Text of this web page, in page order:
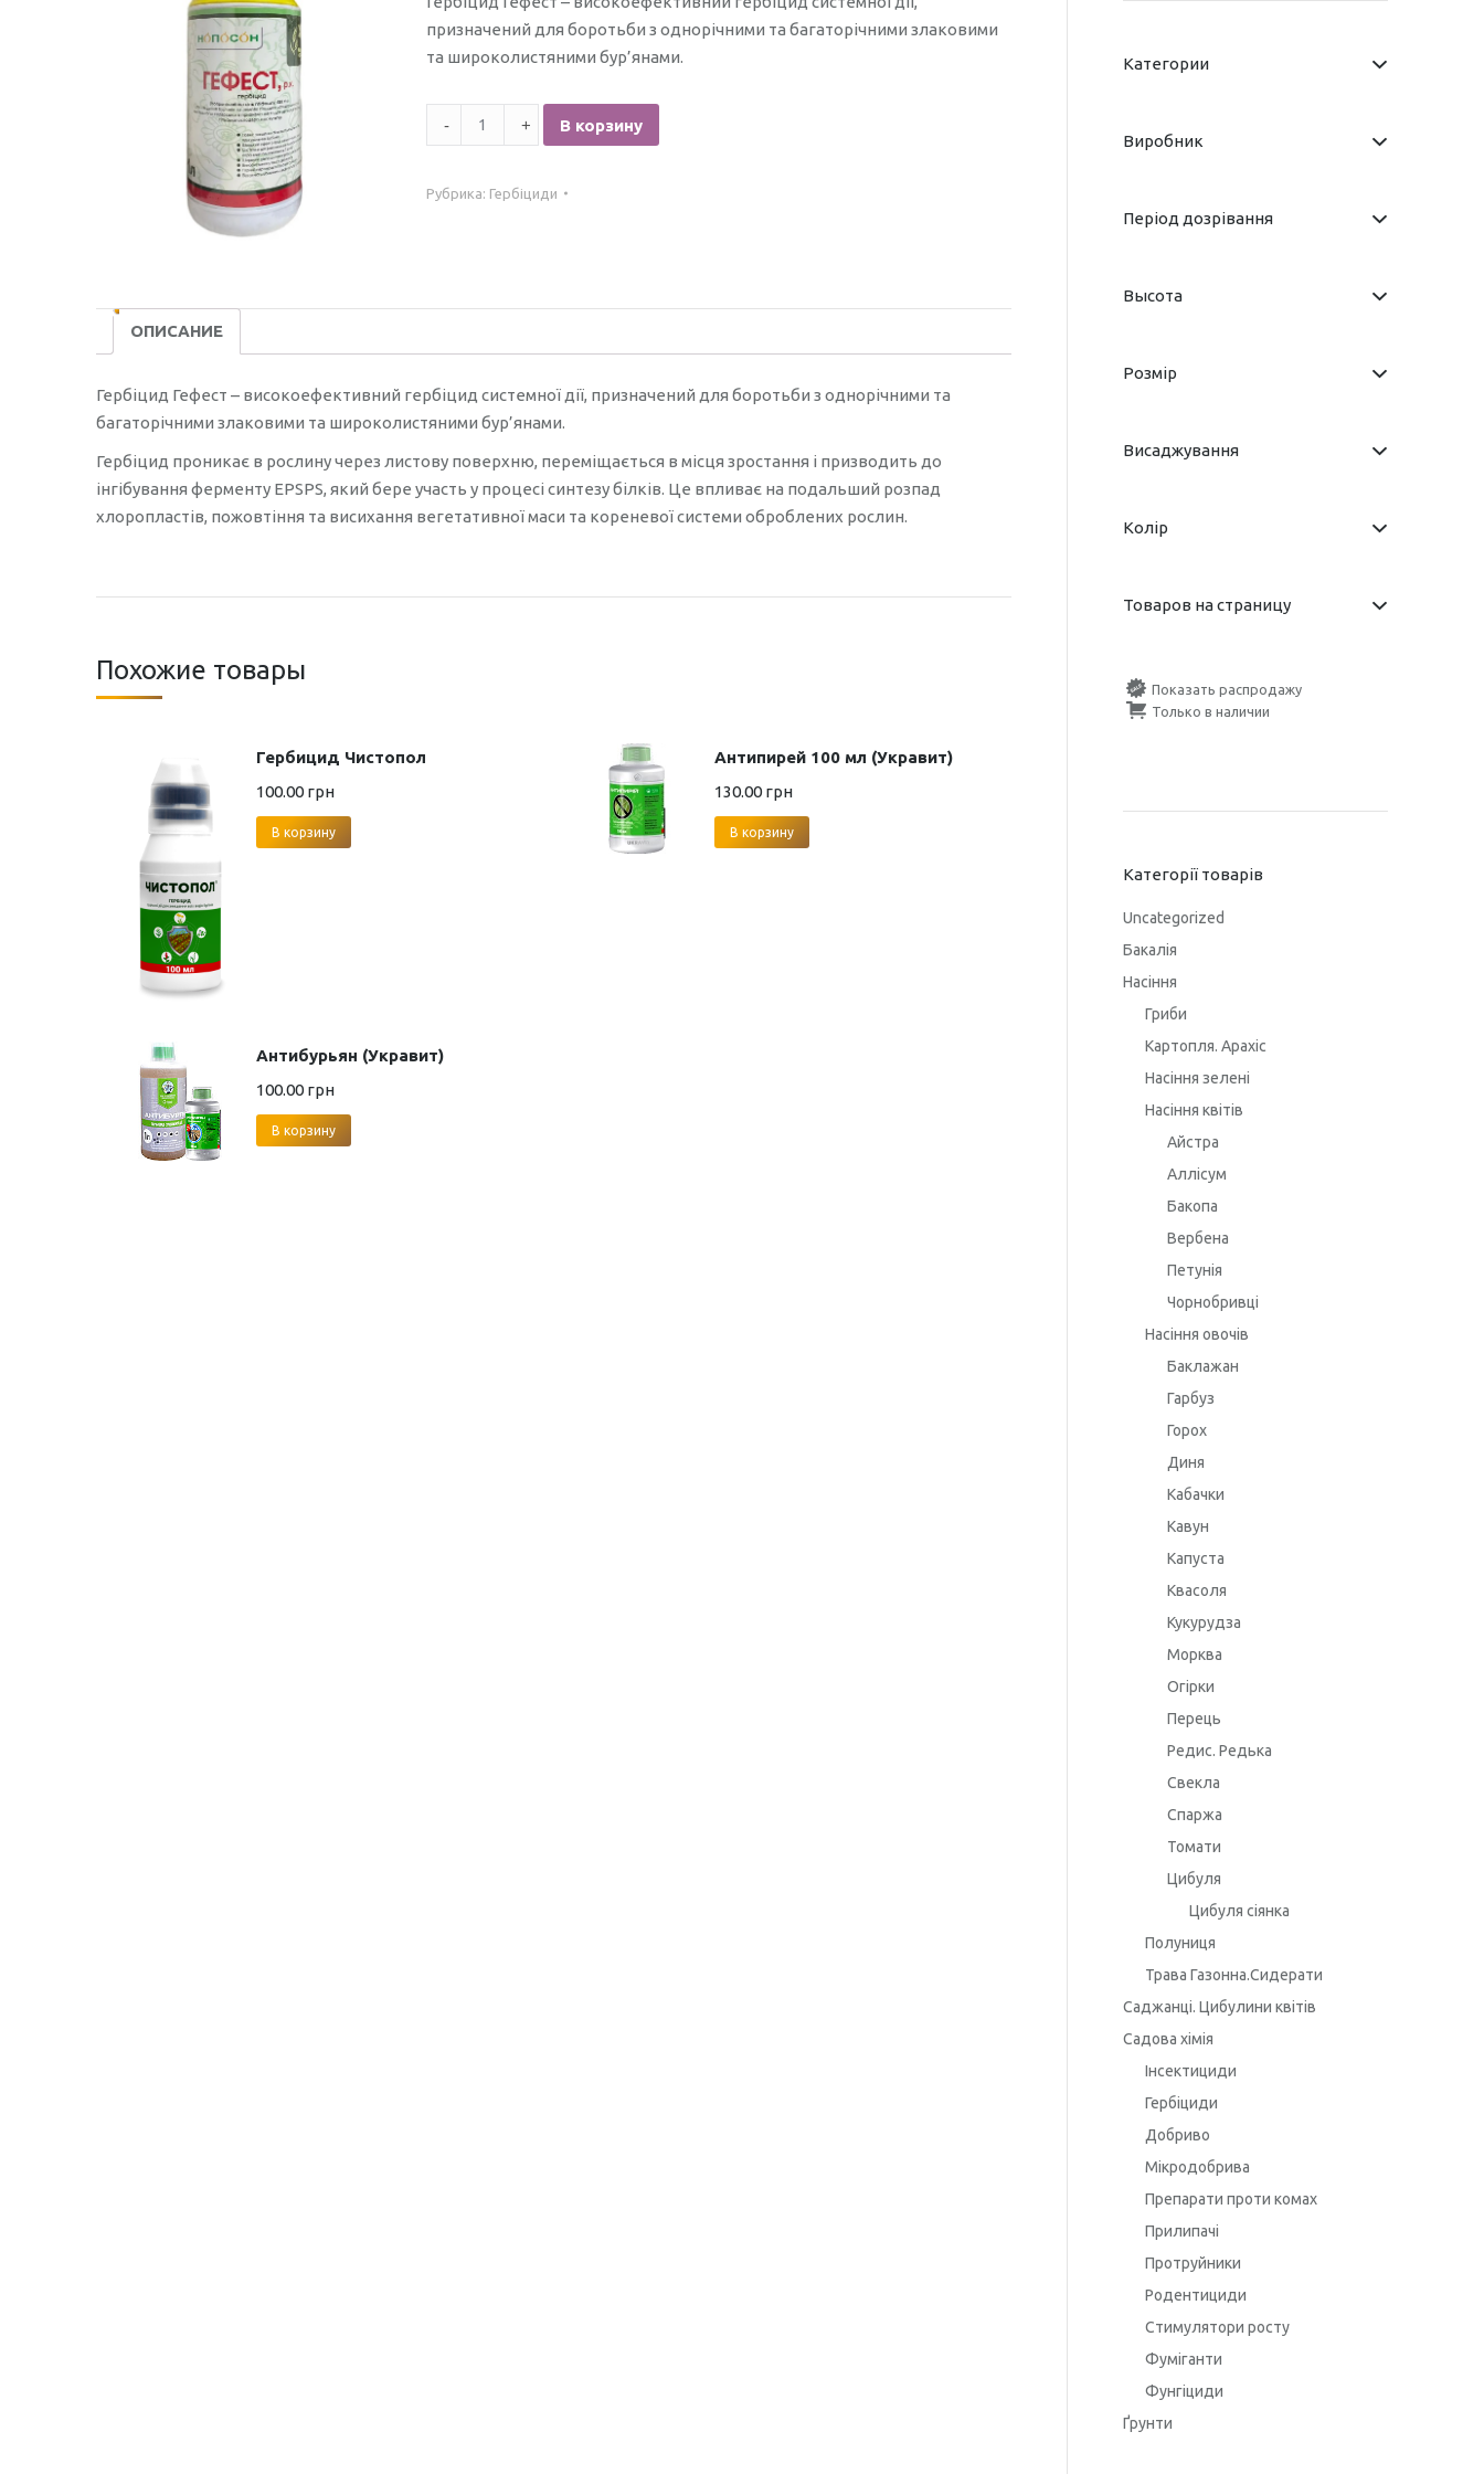
призначений для боротьби з однорічними та багаторічними злаковими
та широколистяними бур’янами.
Количество
Гербіцид
1л
В корзину
Рубрика: Гербіциди
ОПИСАНИЕ
Гербіцид Гефест – високоефективний гербіцид системної дії, призначений для боротьби з однорічними та
багаторічними злаковими та широколистяними бур’янами.
Гербіцид проникає в рослину через листову поверхню, переміщається в місця зростання і призводить до
інгібування ферменту EPSPS, який бере участь у процесі синтезу білків. Це впливає на подальший розпад
хлоропластів, пожовтіння та висихання вегетативної маси та кореневої системи оброблених рослин.
Похожие товары
Гербицид Чистопол
100.00 грн
В корзину
Антипирей 100 мл (Укравит)
130.00 грн
В корзину
Антибурьян (Укравит)
100.00 грн
В корзину
Категории
Виробник
Період дозрівання
Высота
Розмір
Висаджування
Колір
Товаров на страницу
Показать распродажу
Только в наличии
Категорії товарів
Uncategorized
Бакалія
Насіння
Гриби
Картопля. Арахіс
Насіння зелені
Насіння квітів
Айстра
Аллісум
Бакопа
Вербена
Петунія
Чорнобривці
Насіння овочів
Баклажан
Гарбуз
Горох
Диня
Кабачки
Кавун
Капуста
Квасоля
Кукурудза
Морква
Огірки
Перець
Редис. Редька
Свекла
Спаржа
Томати
Цибуля
Цибуля сіянка
Полуниця
Трава Газонна.Сидерати
Саджанці. Цибулини квітів
Садова хімія
Інсектициди
Гербіциди
Добриво
Мікродобрива
Препарати проти комах
Прилипачі
Протруйники
Родентициди
Стимулятори росту
Фуміганти
Фунгіциди
Ґрунти